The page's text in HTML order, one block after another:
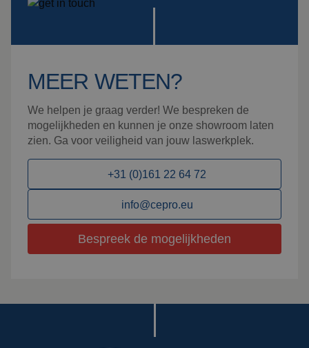
MEER WETEN?
We helpen je graag verder! We bespreken de
mogelijkheden en kunnen je onze showroom laten
zien. Ga voor veiligheid van jouw laswerkplek.
+31 (0)161 22 64 72
info@cepro.eu
Bespreek de mogelijkheden